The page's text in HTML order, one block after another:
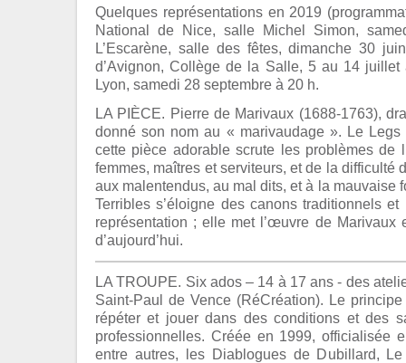
Quelques représentations en 2019
National de Nice, salle Michel Simon,
L’Escarène, salle des fêtes, dimanche 30
d’Avignon, Collège de la Salle, 5 au 14
Lyon, samedi 28 septembre à 20 h.
LA PIÈCE. Pierre de Marivaux (1688-1763),
donné son nom au « marivaudage ». Le
cette pièce adorable scrute les problèmes de
femmes, maîtres et serviteurs, et de la difficulté
aux malentendus, au mal dits, et à la mauvaise
Terribles s’éloigne des canons traditionnels
représentation ; elle met l’œuvre de Marivaux
d’aujourd’hui.
LA TROUPE. Six ados – 14 à 17 ans - des
Saint-Paul de Vence (RéCréation). Le
répéter et jouer dans des conditions et des
professionnelles. Créée en 1999, officialisée
entre autres, les Diablogues de Dubillard,